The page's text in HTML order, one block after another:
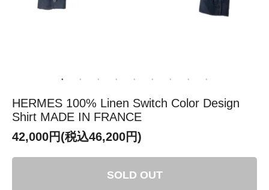
HERMES 100% Linen Switch Color Design
Shirt MADE IN FRANCE
42,000円(税込46,200円)
SOLD OUT